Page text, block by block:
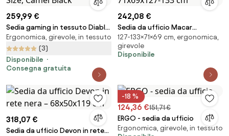
259,99 €
Sedia gaming in tessuto Diablo
X-Horn 2.0, Normal Size, Camel
Black
Ergonomica, girevole, in tessuto
(3)
Disponibile
Consegna gratuita
242,08 €
Sedia da ufficio Macar
ergonomica nera – 71x69x127-
133 cm
127-133×71×69 cm, ergonomica,
girevole
Disponibile
318,07 €
Sedia da ufficio Devon in rete
-18 %
124,36 €151,71 €
ERGO - sedia da ufficio
Ergonomica, girevole, in tessuto